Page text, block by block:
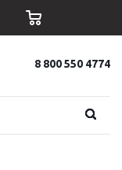
8 800 550 4774